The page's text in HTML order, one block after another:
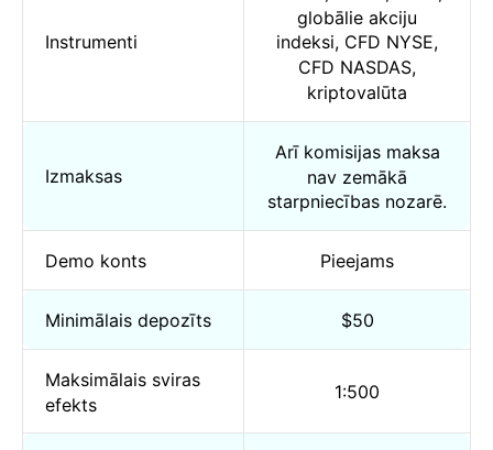
Instrumenti
globālie akciju
indeksi, CFD NYSE,
CFD NASDAS,
kriptovalūta
Izmaksas
Arī komisijas maksa
nav zemākā
starpniecības nozarē.
Demo konts Pieejams
Minimālais depozīts $50
Maksimālais sviras
efekts
1:500